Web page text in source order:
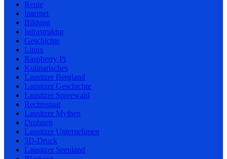
Rente
Internet
Bildung
Infrastruktur
Geschichte
Linux
Raspberry Pi
Kulinarisches
Lausitzer Bergland
Lausitzer Geschichte
Lausitzer Spreewald
Rechtsstaat
Lausitzer Mythen
Drohnen
Lausitzer Unternehmen
3D-Druck
Lausitzer Seenland